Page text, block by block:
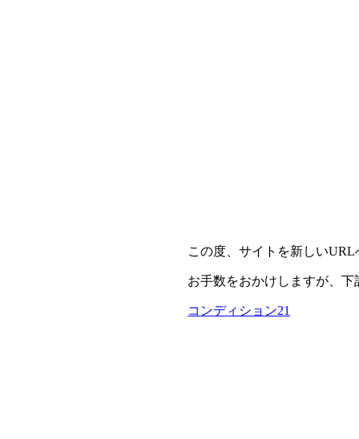
この度、サイトを新しい
お手数をおかけしますが、
コンディション21